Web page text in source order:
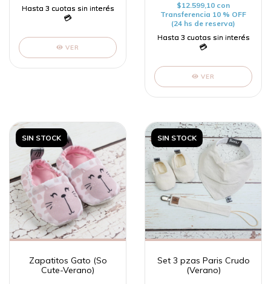
VER
$12.599,10 con
Transferencia 10 % OFF
(24 hs de reserva)
VER
SIN STOCK
Zapatitos Gato (So
Cute-Verano)
SIN STOCK
Set 3 pzas Paris Crudo
(Verano)